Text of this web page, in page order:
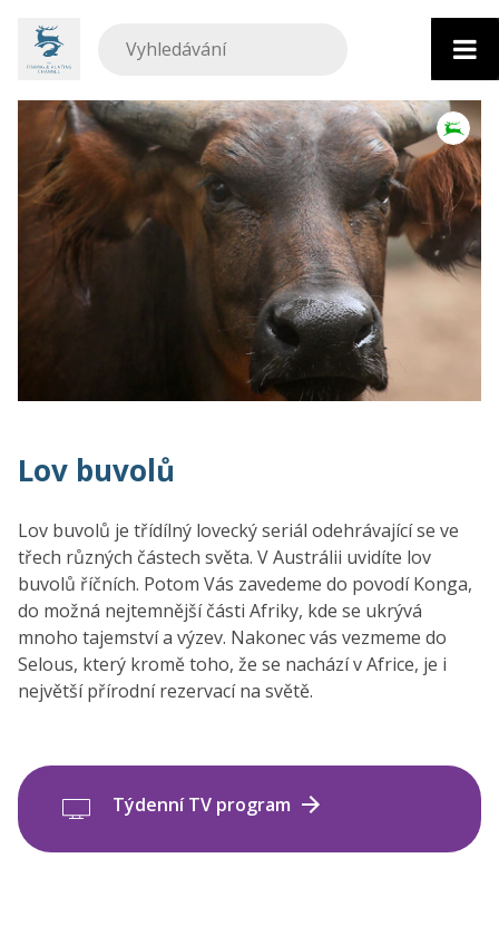
obsahu
Lov buvolů
Lov buvolů je třídílný lovecký seriál odehrávající se ve
třech různých částech světa. V Austrálii uvidíte lov
buvolů říčních. Potom Vás zavedeme do povodí Konga,
do možná nejtemnější části Afriky, kde se ukrývá
mnoho tajemství a výzev. Nakonec vás vezmeme do
Selous, který kromě toho, že se nachází v Africe, je i
největší přírodní rezervací na světě.
Týdenní TV program